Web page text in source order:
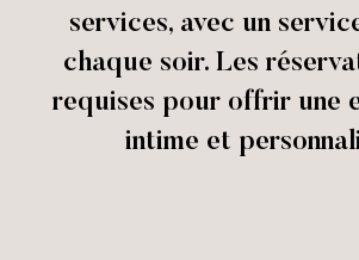
services, avec un
chaque soir. Les
requises pour offrir une
intime et